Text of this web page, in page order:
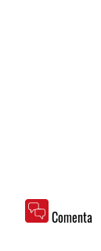
Comenta